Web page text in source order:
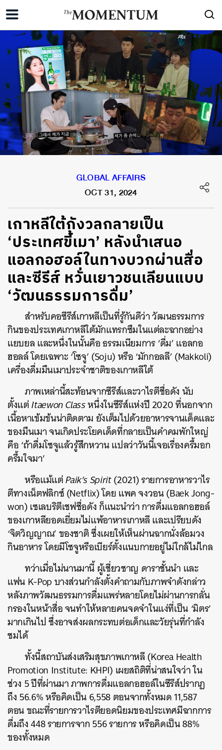
GLOBAL AFFAIRS
OCT 31, 2024
เกาหลีใต้กังวลกลายเป็น
‘ประเทศขี้เมา’ หลังนำเสนอ
แอลกอฮอล์ในทางบวกผ่านสื่อ
และซีรีส์ หวั่นเยาวชนเลียนแบบ
‘วัฒนธรรมการดื่ม’
สำหรับคอซีรีส์เกาหลีเป็นที่รู้กันดีว่า วัฒนธรรมการ
กินของประเทศเกาหลีใต้มักแทรกซึมในแต่ละฉากอย่าง
แยบยล และหนึ่งในนั้นคือ ธรรมเนียมการ ‘ดื่ม’ แอลกอ
ฮอลล์ โดยเฉพาะ ‘โซจู’ (Soju) หรือ ‘มักกอลลี’ (Makkoli)
เครื่องดื่มมึนเมาประจำชาติของเกาหลีใต้
ภาพเหล่านี้สะท้อนจากซีรีส์และวาไรตีชื่อดัง นับ
ตั้งแต่Itaewon Classหนึ่งในซีรีส์แห่งปี 2020 ที่นอกจาก
เนื้อหาเข้มข้นน่าติดตาม ยังเต็มไปด้วยอาหารจานเด็ดและ
ของมึนเมา จนเกิดประโยคเด็ดที่กลายเป็นคำคมพักใหญ่
คือ ‘ถ้าดื่มโซจูแล้วรู้สึกหวาน แปลว่าวันนี้เจอเรื่องครึ้มอก
ครึ้มใจมา’
หรือแม้แต่Paik’s Spirit(2021) รายการอาหารวาไร
ตีทางเน็ตฟลิกซ์ (Netflix) โดย แพค จงวอน (Baek Jong-
won) เซเลบริตีเชฟชื่อดัง ก็แนะนำว่า การดื่มแอลกอฮอล์
ของเกาหลียอดเยี่ยมไม่แพ้อาหารเกาหลี และเปรียบดัง
‘จิตวิญญาณ’ ของชาติ ซึ่งเผยให้เห็นผ่านฉากนั่งล้อมวง
กินอาหาร โดยมีโซจูหรือเบียร์ตั้งแนบกายอยู่ไม่ใกล้ไม่ไกล
ทว่าเมื่อไม่นานมานี้ ผู้เชี่ยวชาญ ดาราชั้นนำ และ
แฟน K-Pop บางส่วนกำลังตั้งคำถามกับภาพจำดังกล่าว
หลังภาพวัฒนธรรมการดื่มแพร่หลายโดยไม่ผ่านการกลั่น
กรองในหน้าสื่อ จนทำให้หลายคนจดจำในแง่ที่เป็น ‘มิตร’
มากเกินไป ซึ่งอาจส่งผลกระทบต่อเด็กและวัยรุ่นที่กำลัง
ชมได้
ทั้งนี้สถาบันส่งเสริมสุขภาพเกาหลี (Korea Health
Promotion Institute: KHPI) เผยสถิติที่น่าสนใจว่า ใน
ช่วง 5 ปีที่ผ่านมา ภาพการดื่มแอลกอฮอล์ในซีรีส์ปรากฏ
ถึง 56.6% หรือคิดเป็น 6,558 ตอนจากทั้งหมด 11,587
ตอน ขณะที่รายการวาไรตียอดนิยมของประเทศมีฉากการ
ดื่มถึง 448 รายการจาก 556 รายการ หรือคิดเป็น 88%
ของทั้งหมด